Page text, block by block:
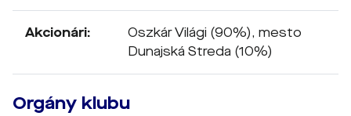
Akcionári:
Oszkár Világi (90%), mesto
Dunajská Streda (10%)
Orgány klubu